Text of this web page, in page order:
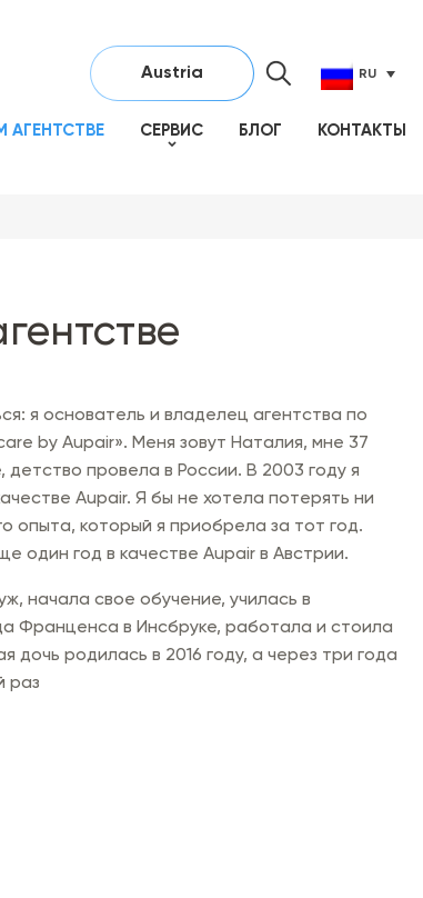
Austria RU
АГЕНТСТВЕ СЕРВИС БЛОГ КОНТАКТЫ
я основатель и владелец агентства по
by Aupair». Меня зовут Наталия, мне 37
детство провела в России. В 2003 году я
Aupair. Я бы не хотела потерять ни
опыта, который я приобрела за тот год.
один год в качестве Aupair в Австрии.
начала свое обучение, училась в
Франценса в Инсбруке, работала и стоила
дочь родилась в 2016 году, а через три года
раз